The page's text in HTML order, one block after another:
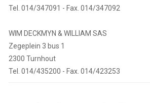
Tel. 014/347091 - Fax. 014/347092
WIM DECKMYN & WILLIAM SAS
Zegeplein 3 bus 1
2300 Turnhout
Tel. 014/435200 - Fax. 014/423253